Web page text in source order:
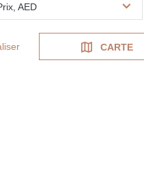
AED
CARTE